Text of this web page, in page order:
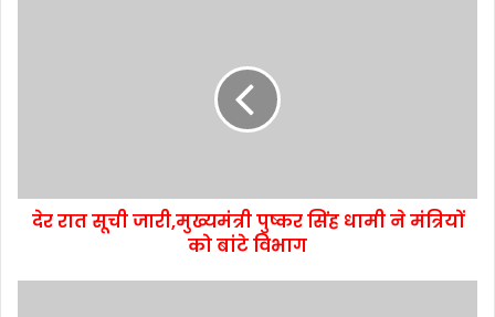
देर रात सूची जारी,मुख्यमंत्री पुष्कर सिंह धामी ने मंत्रियों
को बांटे विभाग